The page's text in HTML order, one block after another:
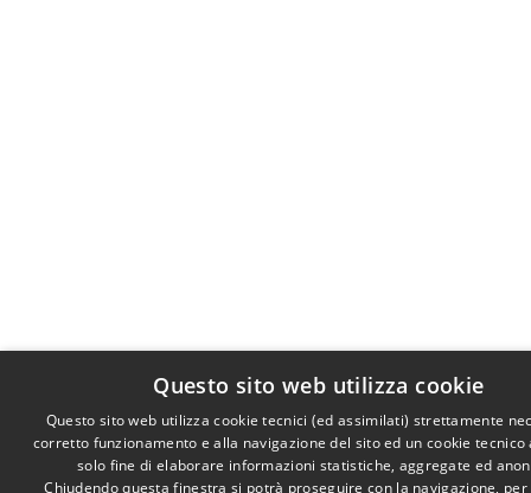
Questo sito web utilizza cookie
Questo sito web utilizza cookie tecnici (ed assimilati) strettamente
corretto funzionamento e alla navigazione del sito ed un cookie tecnico
solo fine di elaborare informazioni statistiche, aggregate ed
Chiudendo questa finestra si potrà proseguire con la navigazione,